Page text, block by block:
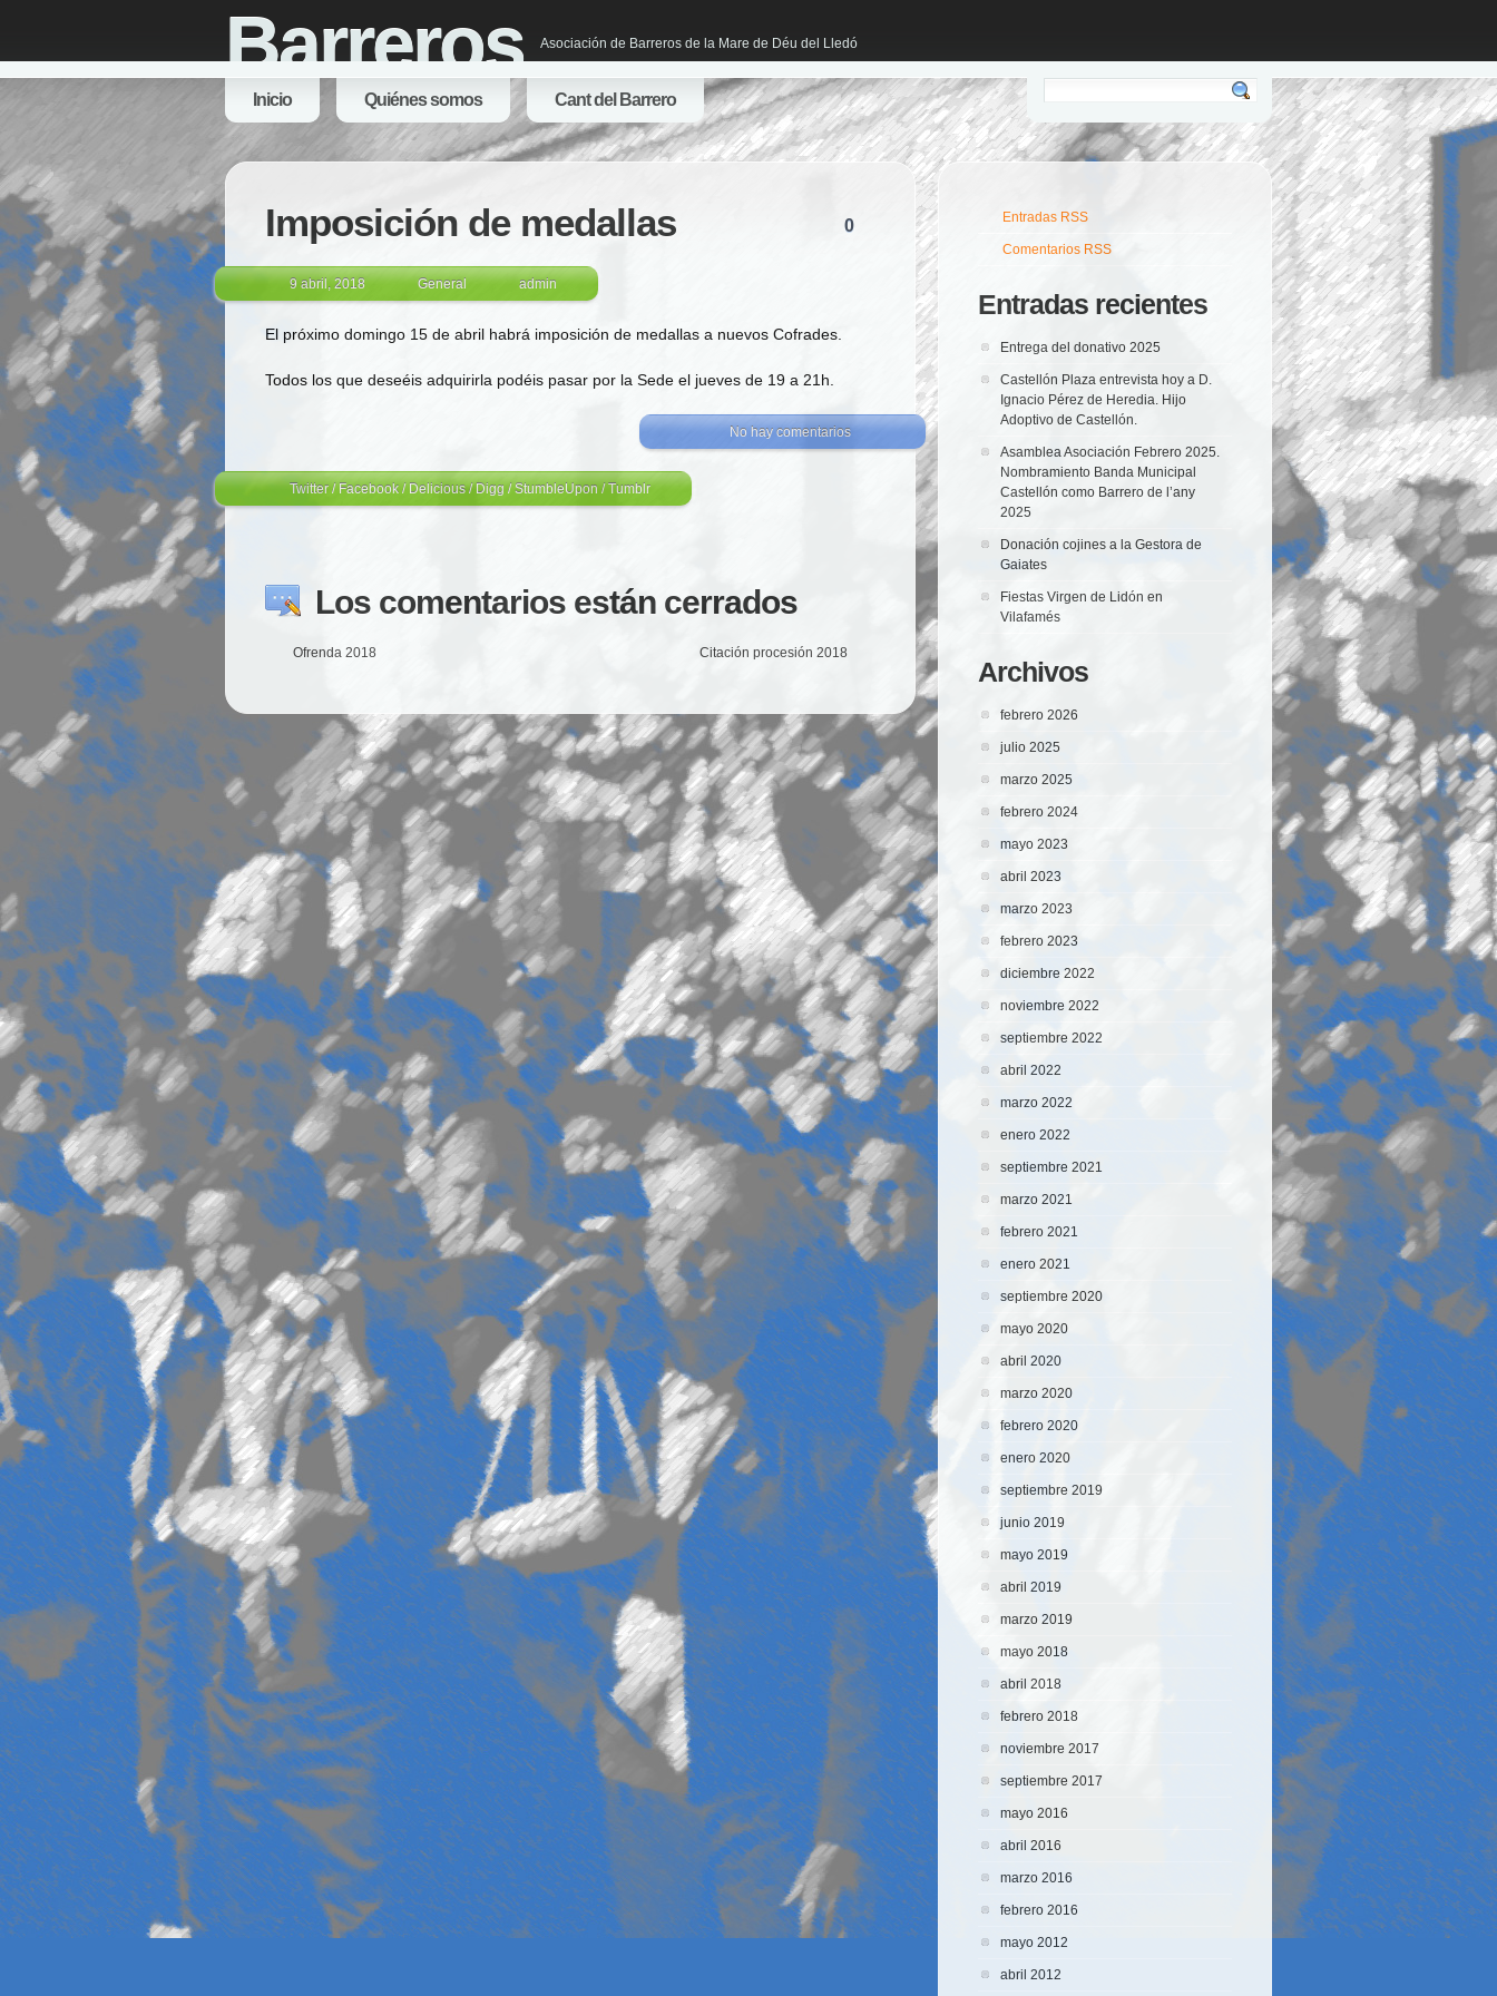
Barreros Asociación de Barreros de la Mare de Déu del Lledó
Inicio Quiénes somos Cant del Barrero
Imposición de medallas 0
9 abril, 2018 General admin
El próximo domingo 15 de abril habrá imposición de medallas a nuevos Cofrades.
Todos los que deseéis adquirirla podéis pasar por la Sede el jueves de 19 a 21h.
No hay comentarios
Twitter / Facebook / Delicious/Digg /StumbleUpon /Tumblr
Los comentarios están cerrados
Ofrenda 2018 Citación procesión 2018
Entradas RSS
Comentarios RSS
Entradas recientes
Entrega del donativo 2025
Castellón Plaza entrevista hoy a D.
Ignacio Pérez de Heredia. Hijo
Adoptivo de Castellón.
Asamblea Asociación Febrero 2025.
Nombramiento Banda Municipal
Castellón como Barrero de l’any
2025
Donación cojines a la Gestora de
Gaiates
Fiestas Virgen de Lidón en
Vilafamés
Archivos
febrero 2026
julio 2025
marzo 2025
febrero 2024
mayo 2023
abril 2023
marzo 2023
febrero 2023
diciembre 2022
noviembre 2022
septiembre 2022
abril 2022
marzo 2022
enero 2022
septiembre 2021
marzo 2021
febrero 2021
enero 2021
septiembre 2020
mayo 2020
abril 2020
marzo 2020
febrero 2020
enero 2020
septiembre 2019
junio 2019
mayo 2019
abril 2019
marzo 2019
mayo 2018
abril 2018
febrero 2018
noviembre 2017
septiembre 2017
mayo 2016
abril 2016
marzo 2016
febrero 2016
mayo 2012
abril 2012